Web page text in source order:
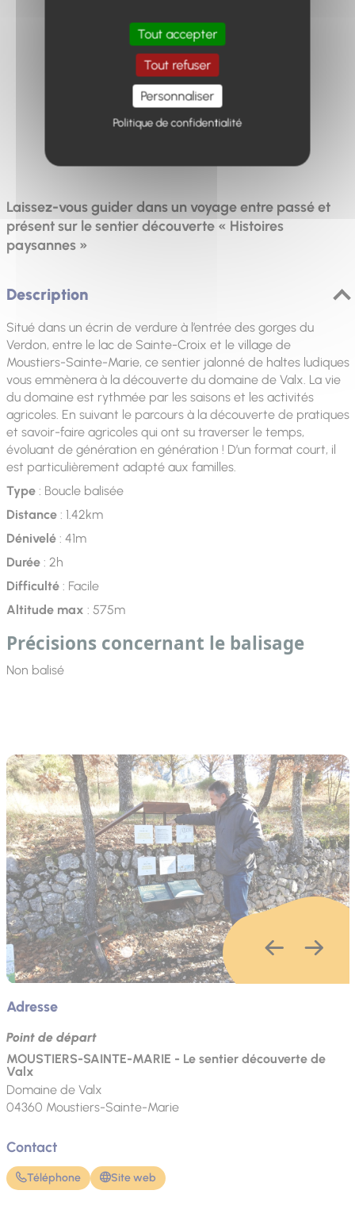
Dénivelé
41m
Laissez-vous guider dans un voyage entre passé et
présent sur le sentier découverte « Histoires
paysannes »
Description
Situé dans un écrin de verdure à l’entrée des gorges du
Verdon, entre le lac de Sainte-Croix et le village de
Moustiers-Sainte-Marie, ce sentier jalonné de haltes ludiques
vous emmènera à la découverte du domaine de Valx. La vie
du domaine est rythmée par les saisons et les activités
agricoles. En suivant le parcours à la découverte de pratiques
et savoir-faire agricoles qui ont su traverser le temps,
évoluant de génération en génération ! D’un format court, il
est particulièrement adapté aux familles.
Type: Boucle balisée
Distance: 1.42km
Dénivelé: 41m
Durée: 2h
Difficulté: Facile
Altitude max : 575m
Précisions concernant le balisage
Non balisé
Adresse
Point de départ
MOUSTIERS-SAINTE-MARIE - Le sentier découverte de
Valx
Domaine de Valx
04360 Moustiers-Sainte-Marie
Contact
Téléphone Site web
Tout accepter
Tout refuser
Personnaliser
Politique de confidentialité